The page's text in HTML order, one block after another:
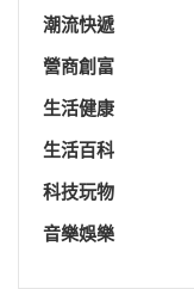
潮流快遞
營商創富
生活健康
生活百科
科技玩物
音樂娛樂